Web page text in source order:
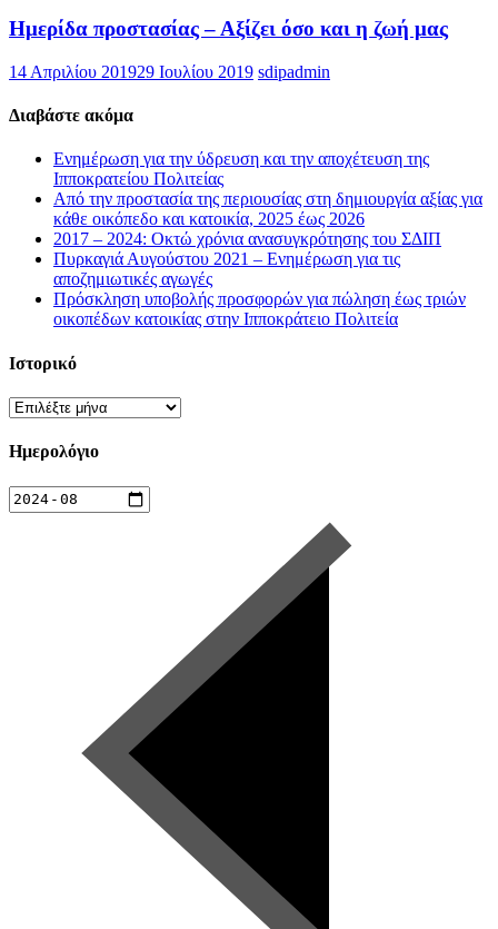
Ημερίδα προστασίας – Αξίζει όσο και η ζωή μας
14 Απριλίου 201929 Ιουλίου 2019 sdipadmin
Διαβάστε ακόμα
Ενημέρωση για την ύδρευση και την αποχέτευση της
Ιπποκρατείου Πολιτείας
Από την προστασία της περιουσίας στη δημιουργία αξίας για
κάθε οικόπεδο και κατοικία, 2025 έως 2026
2017 – 2024: Οκτώ χρόνια ανασυγκρότησης του ΣΔΙΠ
Πυρκαγιά Αυγούστου 2021 – Ενημέρωση για τις
αποζημιωτικές αγωγές
Πρόσκληση υποβολής προσφορών για πώληση έως τριών
οικοπέδων κατοικίας στην Ιπποκράτειο Πολιτεία
Ιστορικό
Ιστορικό
Ημερολόγιο